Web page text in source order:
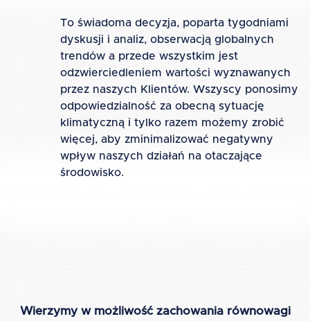
To świadoma decyzja, poparta tygodniami
dyskusji i analiz, obserwacją globalnych
trendów a przede wszystkim jest
odzwierciedleniem wartości wyznawanych
przez naszych Klientów. Wszyscy ponosimy
odpowiedzialność za obecną sytuację
klimatyczną i tylko razem możemy zrobić
więcej, aby zminimalizować negatywny
wpływ naszych działań na otaczające
środowisko.
Wierzymy w możliwość zachowania równowagi